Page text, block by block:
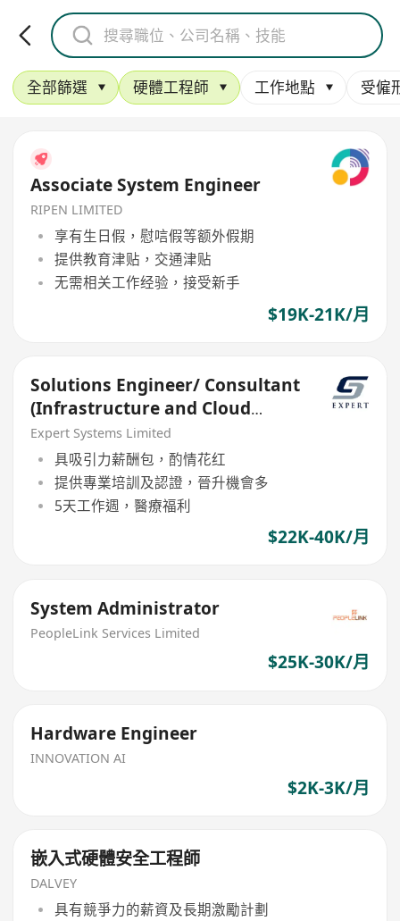
全部篩選 硬體工程師 工作地點 受僱
Associate System Engineer
RIPEN LIMITED
享有生日假，慰唁假等额外假期
提供教育津贴，交通津贴
无需相关工作经验，接受新手
$19K-21K/月
Solutions Engineer/ Consultant
(Infrastructure and Cloud
Team)
Expert Systems Limited
具吸引力薪酬包，酌情花红
提供專業培訓及認證，晉升機會多
5天工作週，醫療福利
$22K-40K/月
System Administrator
PeopleLink Services Limited
$25K-30K/月
Hardware Engineer
INNOVATION AI
$2K-3K/月
嵌入式硬體安全工程師
DALVEY
具有競爭力的薪資及長期激勵計劃